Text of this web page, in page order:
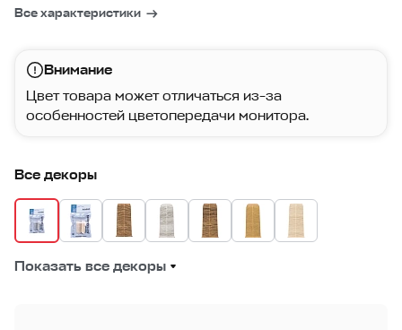
Все характеристики
Внимание
Цвет товара может отличаться из-за
особенностей цветопередачи монитора.
Все декоры
Показать все декоры